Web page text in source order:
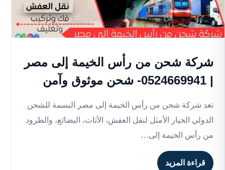
شركة شحن من رأس الخيمة إلى مصر
| 0524669941- شحن موثوق وآمن
تعد شركة شحن من رأس الخيمة إلى مصر البسمة للشحن
الدولي الخيار الأمثل لنقل العفش، الأثاث، البضائع، والطرود
من رأس الخيمة إلى…
قراءة المزيد